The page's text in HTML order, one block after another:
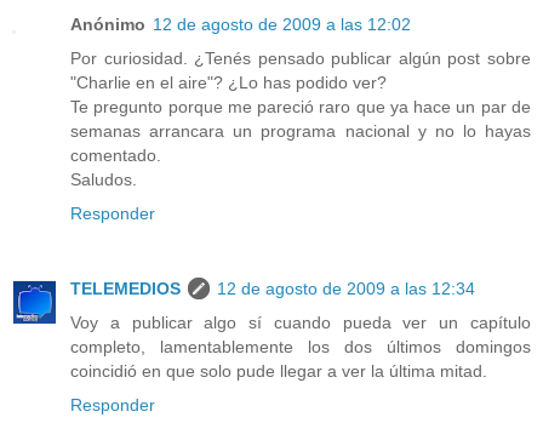
Anónimo 12 de agosto de 2009 a las 12:02
Por curiosidad. ¿Tenés pensado publicar algún post sobre
"Charlie en el aire"? ¿Lo has podido ver?
Te pregunto porque me pareció raro que ya hace un par de
semanas arrancara un programa nacional y no lo hayas
comentado.
Saludos.
Responder
TELEMEDIOS
12 de agosto de 2009 a las 12:34
Voy a publicar algo sí cuando pueda ver un capítulo
completo, lamentablemente los dos últimos domingos
coincidió en que solo pude llegar a ver la última mitad.
Responder